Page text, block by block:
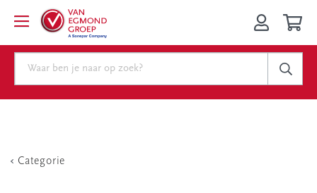
Categorie